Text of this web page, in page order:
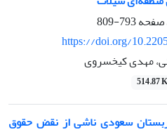
793-809
https://doi.org/
مهدی کیخسروی
514.87
سعودی ناشی از نقض حقوق